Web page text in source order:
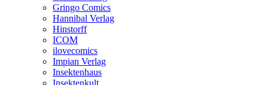
Gringo Comics
Hannibal Verlag
Hinstorff
ICOM
ilovecomics
Impian Verlag
Insektenhaus
Insektenkult